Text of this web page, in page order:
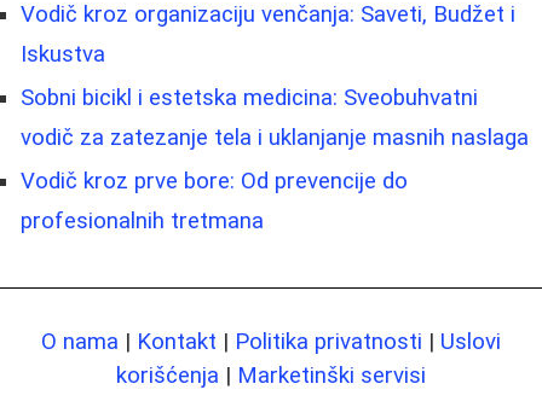
Vodič kroz organizaciju venčanja: Saveti, Budžet i
Iskustva
Sobni bicikl i estetska medicina: Sveobuhvatni
vodič za zatezanje tela i uklanjanje masnih naslaga
Vodič kroz prve bore: Od prevencije do
profesionalnih tretmana
O nama | Kontakt | Politika privatnosti | Uslovi
korišćenja | Marketinški servisi